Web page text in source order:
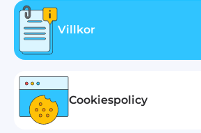
Villkor
Cookiespolicy